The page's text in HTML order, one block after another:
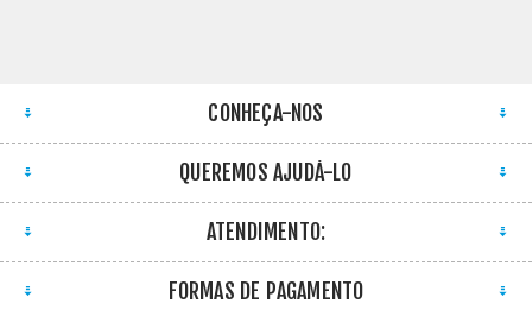
CONHEÇA-NOS
QUEREMOS AJUDÁ-LO
ATENDIMENTO:
FORMAS DE PAGAMENTO